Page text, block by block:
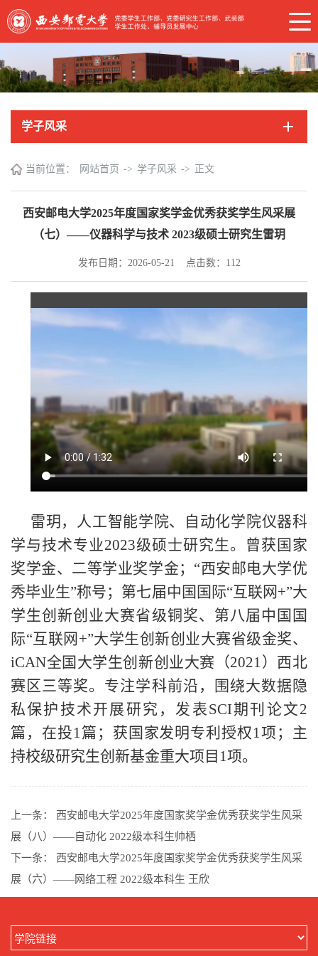
学子风采
当前位置： 网站首页 -> 学子风采 -> 正文
西安邮电大学2025年度国家奖学金优秀获奖学生风采展
（七）——仪器科学与技术 2023级硕士研究生雷玥
发布日期：2026-05-21 点击数： 112
雷玥，人工智能学院、自动化学院仪器科
学与技术专业2023级硕士研究生。曾获国家
奖学金、二等学业奖学金；“西安邮电大学优
秀毕业生”称号；第七届中国国际“互联网+”大
学生创新创业大赛省级铜奖、第八届中国国
际“互联网+”大学生创新创业大赛省级金奖、
iCAN全国大学生创新创业大赛（2021）西北
赛区三等奖。专注学科前沿，围绕大数据隐
私保护技术开展研究，发表SCI期刊论文2
篇，在投1篇；获国家发明专利授权1项；主
持校级研究生创新基金重大项目1项。
上一条： 西安邮电大学2025年度国家奖学金优秀获奖学生风采
展（八）——自动化 2022级本科生帅栖
下一条： 西安邮电大学2025年度国家奖学金优秀获奖学生风采
展（六）——网络工程 2022级本科生 王欣